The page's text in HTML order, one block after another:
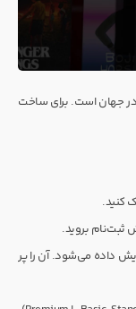
در جهان است. برای ساخت
داده می‌شود. آن را پر